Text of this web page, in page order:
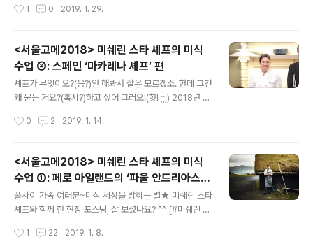
김치간'이 좀더 궁금하시다구요? '뮤지엄김치간'이 자랑하
세계 미식가들이 인정한 미쉐린 스타 셰프라면,뭔가 더 짜
건강과 지구 환경까지~무려 네 마리 토끼를 잡은 미쉐린
스타 셰프들과의 만남,마지막 시간입니다. ^^* [미쉐린 스
타 셰프들이 전한 ‘지구를 살리는 식탁’ - 마스터클래스 보
러 가기] [마스터클래스 ③ 호주]식재료의 순수성이 가장
잘 드러나는 조리법과 구성으로 요리의 풍미를 극대화한
주를 대표하는 스타 셰프 중 한 명입니다. 미식가들 사이에
1 0 2019. 1. 29.
<서울고메2018> 미쉐린 스타 셰프의 미식
수업 ②: 스페인 ‘마카레나 셰프’ 편
셰프가 무엇이오?(응?)안 해봐서 잘은 모르겠소. 헌데 그건
왜 묻는 거요?(혹시?)하고 싶어 그러오!(헛! ;;;) 2018년 최
병대 대위 유진 초이 사이에 오간명대사 “러브가 무엇이
아끼고,소중히 여기는 마음. 셰프는 요리하는 사람. 음식을
러브하는 우리는 먹는 사람이자 또 요리하는 사람. 우리가
먹고 요리하는 일은 때때로 총 쏘는 거보다 더 어렵고 그보
다 더 위험한(!) 일일 수도 있습니다. 물론 그 반대일 수도
있죠. ‘지구를 살리는 미래의 식탁’에 대해다양한 이야기가
데 카스트로 셰프와 함께 합니다~. ^^ [미쉐린 스타 셰프..
0 2 2019. 1. 14.
<서울고메2018> 미쉐린 스타 셰프의 미식
수업 ①: 페로 아일랜드의 ‘파울 안드리아스
지스카 셰프’ 편
풀사이 가족 여러분~미식 세상을 밝히는 별★ 미쉐린 스타
셰프와 함께 한 현장 포스팅, 잘 보셨나요? ^^ [#미쉐린 스
러 가기] 이번 행사의 주제는 ‘지구를 살리는 미래의 식탁F
1 22 2019. 1. 8.